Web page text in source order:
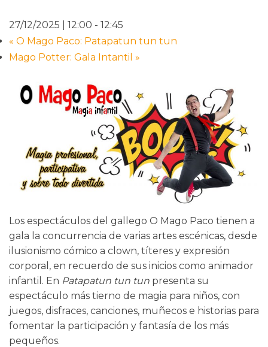
27/12/2025 | 12:00 - 12:45
« O Mago Paco: Patapatun tun tun
Mago Potter: Gala Intantil »
Los espectáculos del gallego O Mago Paco tienen a
gala la concurrencia de varias artes escénicas, desde
ilusionismo cómico a clown, títeres y expresión
corporal, en recuerdo de sus inicios como animador
infantil. En Patapatun tun tun presenta su
espectáculo más tierno de magia para niños, con
juegos, disfraces, canciones, muñecos e historias para
fomentar la participación y fantasía de los más
pequeños.